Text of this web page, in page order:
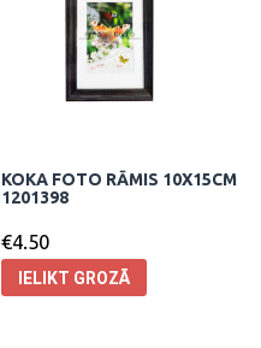
KOKA FOTO RĀMIS 10X15CM
1201398
€4.50
IELIKT GROZĀ